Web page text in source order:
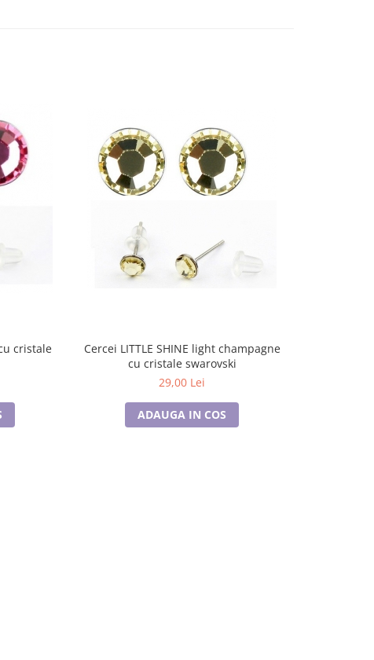
cristale
Cercei LITTLE SHINE light champagne
cu cristale swarovski
29,00 Lei
ADAUGA IN COS